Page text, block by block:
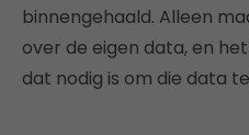
binnengehaald. Alleen
over de eigen data, en
dat nodig is om die data